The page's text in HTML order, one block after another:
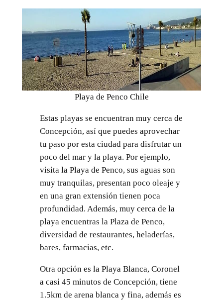
Playa de Penco Chile
Estas playas se encuentran muy cerca de
Concepción, así que puedes aprovechar
tu paso por esta ciudad para disfrutar un
poco del mar y la playa. Por ejemplo,
visita la Playa de Penco, sus aguas son
muy tranquilas, presentan poco oleaje y
en una gran extensión tienen poca
profundidad. Además, muy cerca de la
playa encuentras la Plaza de Penco,
diversidad de restaurantes, heladerías,
bares, farmacias, etc.
Otra opción es la Playa Blanca, Coronel
a casi 45 minutos de Concepción, tiene
1.5km de arena blanca y fina, además es